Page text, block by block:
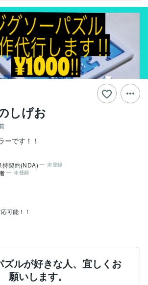
しげお
ーです！！
持契約(NDA) 未登録
未登録
ズルが好きな人、宜しくお
願いします。